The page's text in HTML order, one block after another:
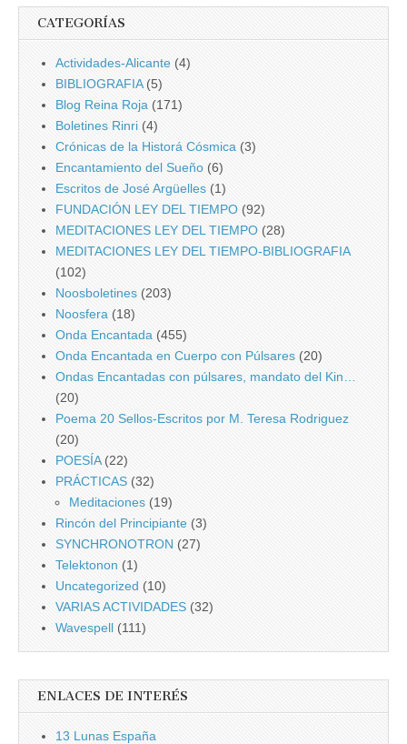
CATEGORÍAS
Actividades-Alicante (4)
BIBLIOGRAFIA(5)
Blog Reina Roja (171)
Boletines Rinri (4)
Crónicas de la Historá Cósmica (3)
Encantamiento del Sueño (6)
Escritos de José Argüelles (1)
FUNDACIÓN LEY DEL TIEMPO (92)
MEDITACIONES LEY DEL TIEMPO (28)
MEDITACIONES LEY DEL TIEMPO-BIBLIOGRAFIA
(102)
Noosboletines (203)
Noosfera (18)
Onda Encantada (455)
Onda Encantada en Cuerpo con Púlsares (20)
Ondas Encantadas con púlsares, mandato del Kin…
(20)
Poema 20 Sellos-Escritos por M. Teresa Rodriguez
(20)
POESÍA(22)
PRÁCTICAS (32)
Meditaciones (19)
Rincón del Principiante (3)
SYNCHRONOTRON (27)
Telektonon (1)
Uncategorized (10)
VARIAS ACTIVIDADES (32)
Wavespell (111)
ENLACES DE INTERÉS
13 Lunas España